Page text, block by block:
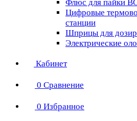
Флюс для пайки
Цифровые
станции
Шприцы для
Электрические
Кабинет
0 Сравнение
0 Избранное